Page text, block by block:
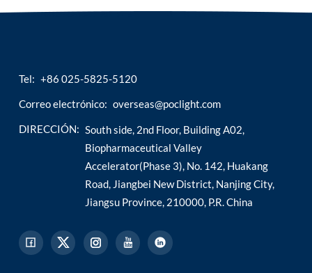
Tel: +86 025-5825-5120
Correo electrónico: overseas@poclight.com
DIRECCIÓN: South side, 2nd Floor, Building A02,
Biopharmaceutical Valley
Accelerator(Phase 3), No. 142, Huakang
Road, Jiangbei New District, Nanjing City,
Jiangsu Province, 210000, P.R. China